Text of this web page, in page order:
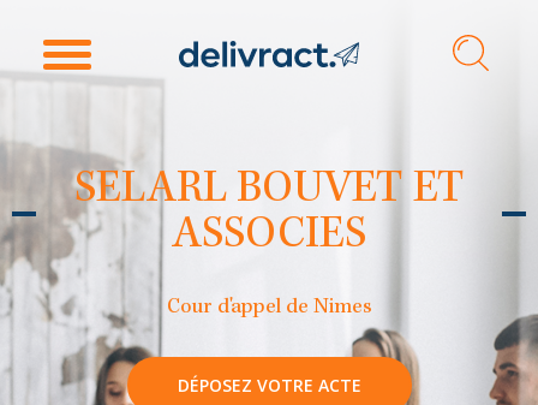
SELARL BOUVET ET
ASSOCIES
Cour d'appel de Nimes
DÉPOSEZ VOTRE ACTE